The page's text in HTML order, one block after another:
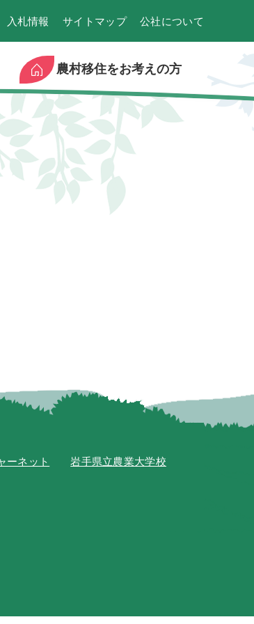
入札情報 サイトマップ 公社について
農村移住をお考えの方
ーネット 岩手県立農業大学校